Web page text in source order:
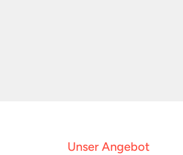
Unser Angebot